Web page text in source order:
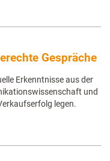
Gespräche
Erkenntnisse aus der
und
legen.